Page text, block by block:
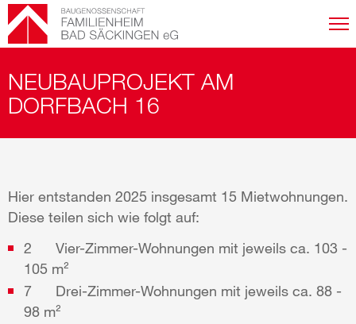
direkt
zum
Inhalt
NEUBAUPROJEKT AM
DORFBACH 16
Hier entstanden 2025 insgesamt 15 Mietwohnungen.
Diese teilen sich wie folgt auf:
2 Vier-Zimmer-Wohnungen mit jeweils ca. 103 -
105 m²
7 Drei-Zimmer-Wohnungen mit jeweils ca. 88 -
98 m²